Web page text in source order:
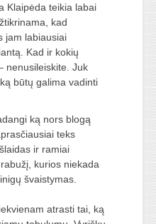
Klaipėda teikia labai
kad
jam labiausiai
Kad ir kokių
nenusileiskite. Juk
būtų galima vadinti
ką nors blogą
teks
ir ramiai
kurios niekada
švaistymas.
atrasti tai, ką